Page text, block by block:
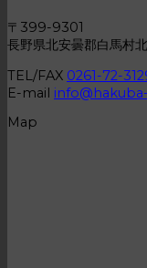
〒399-9301
長野県北安曇郡白馬村
TEL/FAX 0261-72-
E-mail
Map